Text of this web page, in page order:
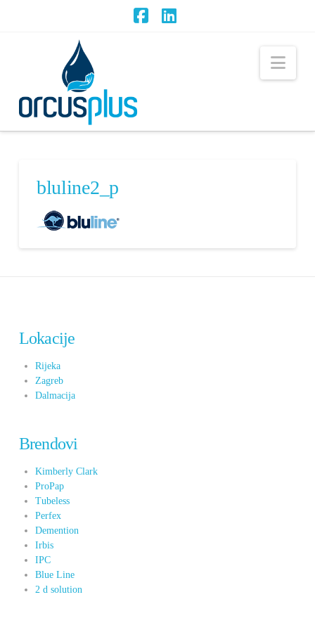
bluline2_p
Lokacije
Rijeka
Zagreb
Dalmacija
Brendovi
Kimberly Clark
ProPap
Tubeless
Perfex
Demention
Irbis
IPC
Blue Line
2 d solution